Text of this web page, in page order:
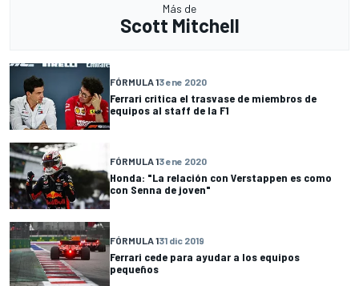
Más de
Scott Mitchell
FÓRMULA 13 ene 2020
Ferrari critica el trasvase de miembros de
equipos al staff de la F1
FÓRMULA 13 ene 2020
Honda: "La relación con Verstappen es como
con Senna de joven"
FÓRMULA 131 dic 2019
Ferrari cede para ayudar a los equipos
pequeños